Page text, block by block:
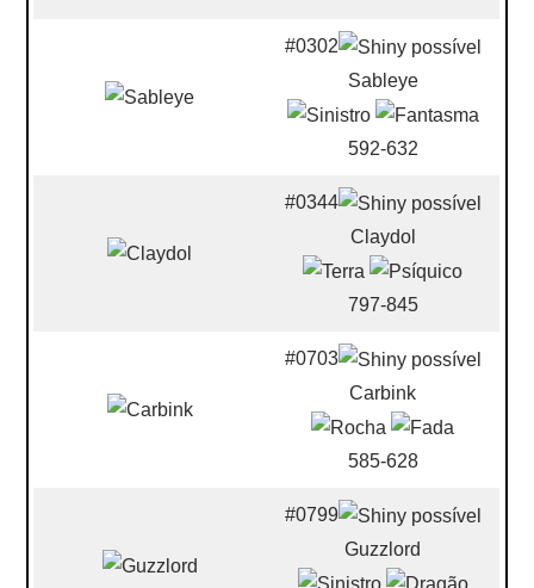
#0302
Sableye
592-632
#0344
Claydol
797-845
#0703
Carbink
585-628
#0799
Guzzlord